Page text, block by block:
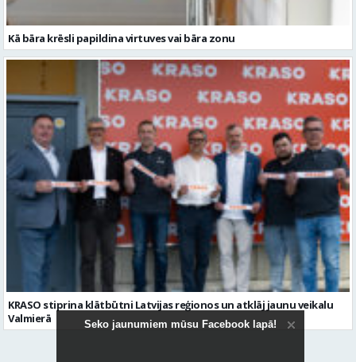
Kā bāra krēsli papildina virtuves vai bāra zonu
KRASO stiprina klātbūtni Latvijas reģionos un atklāj jaunu veikalu
Valmierā
Seko jaunumiem mūsu Facebook lapā!